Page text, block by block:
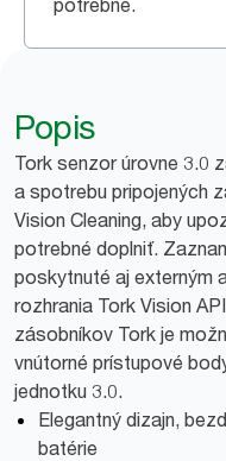
potrebné.
Popis
Tork senzor úrovne 3.0
a spotrebu pripojených
Vision Cleaning, aby
potrebné doplniť.
poskytnuté aj externým
rozhrania Tork Vision
zásobníkov Tork je
vnútorné prístupové
jednotku 3.0.
Elegantný dizajn,
batérie